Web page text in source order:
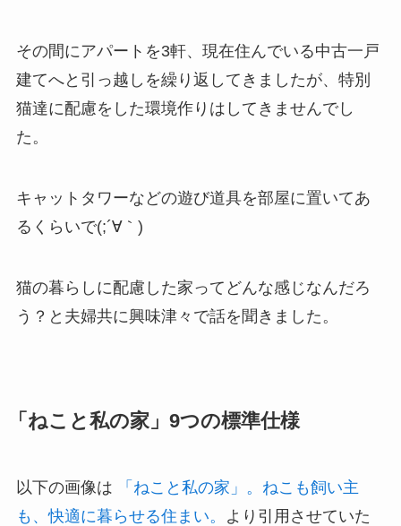
その間にアパートを3軒、現在住んでいる中古一戸
建てへと引っ越しを繰り返してきましたが、特別
猫達に配慮をした環境作りはしてきませんでし
た。
キャットタワーなどの遊び道具を部屋に置いてあ
るくらいで(;´∀｀)
猫の暮らしに配慮した家ってどんな感じなんだろ
う？と夫婦共に興味津々で話を聞きました。
「ねこと私の家」9つの標準仕様
以下の画像は
「ねこと私の家」。ねこも飼い主
も、快適に暮らせる住まい。
より引用させていた